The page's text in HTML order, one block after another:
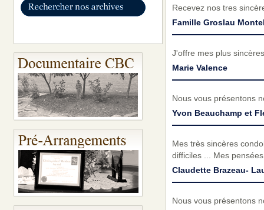
Recevez nos tres
Famille Groslau
J'offre mes plus
Marie Valence
Nous vous présentons
Yvon Beauchamp et
Mes très sincères
difficiles ... Mes
Claudette Brazeau-
Nous vous présentons